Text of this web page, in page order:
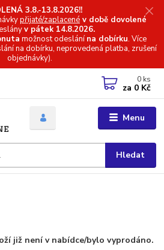
3.8.-13.8.2026!!
přijaté/zaplacené v době dovolené
v pátek 14.8.2026.
možnost odeslánína dobírku. Více
na dobírku, neprovedená platba, zrušení
objednávky).
Menu
Hledat
0 ks
za 0 Kč
již není v nabídce/bylo vyprodáno.